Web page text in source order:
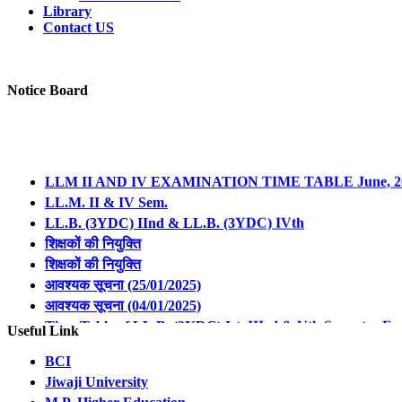
Library
Contact US
Notice Board
LL.M. II & IV Sem.
LL.B. (3YDC) IInd & LL.B. (3YDC) IVth
शिक्षकों की नियुक्ति
शिक्षकों की नियुक्ति
आवश्यक सूचना (25/01/2025)
आवश्यक सूचना (04/01/2025)
Time Table of LL.B. (3YDC) Ist, IIIrd & Vth Semester
Revised Notification Regarding Form Filling of LL.B.
Revised Notification Regarding Form Filling of LL.M. I &
Revised Notification Regarding Form Filling of LL.M. II
Useful Link
BCI
Jiwaji University